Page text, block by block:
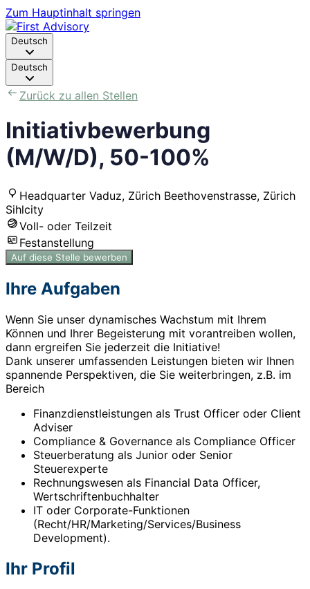
Zum Hauptinhalt springen
Deutsch
Deutsch
Zurück zu allen Stellen
Initiativbewerbung
(M/W/D), 50-100%
Headquarter Vaduz, Zürich Beethovenstrasse, Zürich
Sihlcity
Voll- oder Teilzeit
Festanstellung
Auf diese Stelle bewerben
Ihre Aufgaben
Wenn Sie unser dynamisches Wachstum mit Ihrem
Können und Ihrer Begeisterung mit vorantreiben wollen,
dann ergreifen Sie jederzeit die Initiative!
Dank unserer umfassenden Leistungen bieten wir Ihnen
spannende Perspektiven, die Sie weiterbringen, z.B. im
Bereich
Finanzdienstleistungen als Trust Officer oder Client
Adviser
Compliance & Governance als Compliance Officer
Steuerberatung als Junior oder Senior
Steuerexperte
Rechnungswesen als Financial Data Officer,
Wertschriftenbuchhalter
IT oder Corporate-Funktionen
(Recht/HR/Marketing/Services/Business
Development).
Ihr Profil